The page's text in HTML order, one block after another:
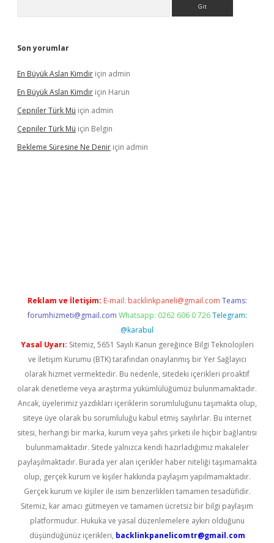
Son yorumlar
En Büyük Aslan Kimdir için admin
En Büyük Aslan Kimdir için Harun
Çepniler Türk Mü için admin
Çepniler Türk Mü için Belgin
Bekleme Süresine Ne Denir için admin
Reklam ve İletişim: E-mail: backlinkpaneli@gmail.com Teams:
forumhizmeti@gmail.com Whatsapp: 0262 606 0 726 Telegram:
@karabul
Yasal Uyarı: Sitemiz, 5651 Sayılı Kanun gereğince Bilgi Teknolojileri
ve İletişim Kurumu (BTK) tarafından onaylanmış bir Yer Sağlayıcı
olarak hizmet vermektedir. Bu nedenle, sitedeki içerikleri proaktif
olarak denetleme veya araştırma yükümlülüğümüz bulunmamaktadır.
Ancak, üyelerimiz yazdıkları içeriklerin sorumluluğunu taşımakta olup,
siteye üye olarak bu sorumluluğu kabul etmiş sayılırlar. Bu internet
sitesi, herhangi bir marka, kurum veya şahıs şirketi ile hiçbir bağlantısı
bulunmamaktadır. Sitede yalnızca kendi hazırladığımız makaleler
paylaşılmaktadır. Burada yer alan içerikler haber niteliği taşımamakta
olup, gerçek kurum ve kişiler hakkında paylaşım yapılmamaktadır.
Gerçek kurum ve kişiler ile isim benzerlikleri tamamen tesadüfidir.
Sitemiz, kar amacı gütmeyen ve tamamen ücretsiz bir bilgi paylaşım
platformudur. Hukuka ve yasal düzenlemelere aykırı olduğunu
düşündüğünüz içerikleri, backlinkpanelicomtr@gmail.com